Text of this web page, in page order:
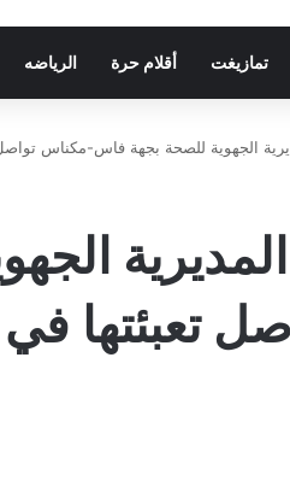
تمازيغت أقلام حرة الرياضه
الجهوية للصحة بجهة فاس-مكناس
تعبئتها